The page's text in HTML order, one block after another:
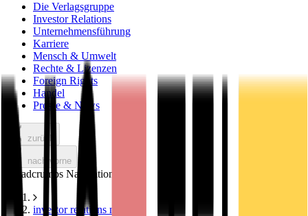
Die Verlagsgruppe
Investor Relations
Unternehmensführung
Karriere
Mensch & Umwelt
Rechte & Lizenzen
Foreign Rights
Handel
Presse & News
zurück
nach vorne
Breadcrumbs Navigation
investor relations news